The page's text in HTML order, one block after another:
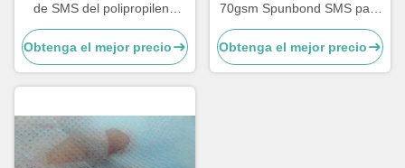
de SMS del polipropileno
suave y respirable
Obtenga el mejor precio
70gsm Spunbond SMS para
los pañales
Obtenga el mejor precio